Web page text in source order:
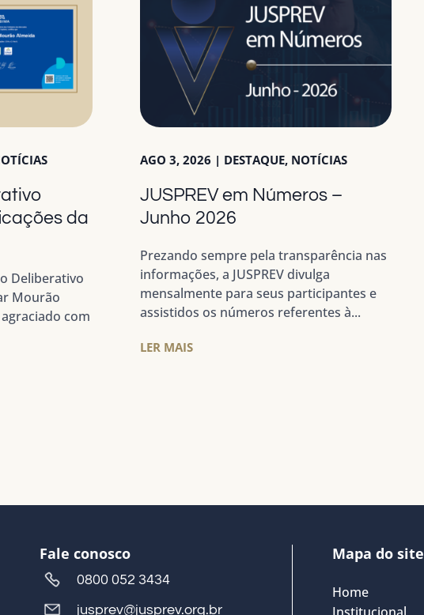
da
Deliberativo
Mourão
com
JUSPREV em Números –
Junho 2026
AGO 3, 2026 | DESTAQUE, NOTÍCIAS
Prezando sempre pela transparência nas
informações, a JUSPREV divulga
mensalmente para seus participantes e
assistidos os números referentes à...
LER MAIS
Fale conosco
0800 052 3434
jusprev@jusprev.org.br
Mapa do site
Home